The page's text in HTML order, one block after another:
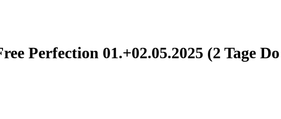
Perfection 01.+02.05.2025 (2 Tage Do